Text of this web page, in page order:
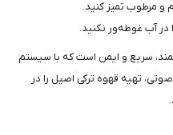
و مرطوب تمیز کنید.
در آب غوطه‌ور نکنید.
سریع و ایمن است که با سیستم
تهیه قهوه ترکی اصیل را در